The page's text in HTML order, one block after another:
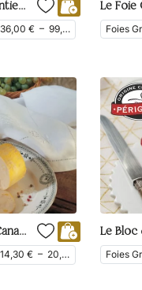
Le Foie Gras de Canard Entier Truffé du Périgord
36,00€ – 99,00
Le Bloc de Foie Gras de Canard Mi-Cuit
14,30€ – 20,00